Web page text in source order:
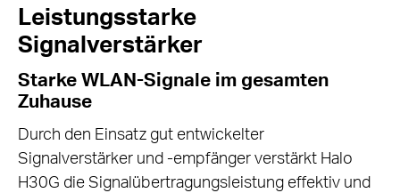
Leistungsstarke
Signalverstärker
Starke WLAN-Signale im gesamten
Zuhause
Durch den Einsatz gut entwickelter
Signalverstärker und -empfänger verstärkt Halo
H30G die Signalübertragungsleistung effektiv und